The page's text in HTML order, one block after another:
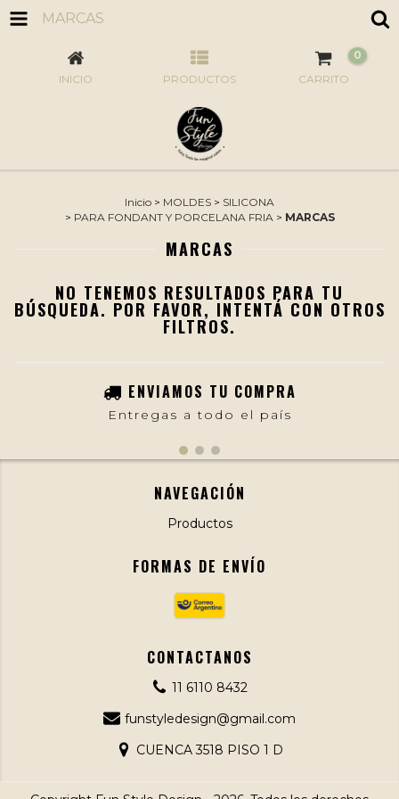
MARCAS
INICIO PRODUCTOS CARRITO
0
Inicio > MOLDES > SILICONA
> PARA FONDANT Y PORCELANA FRIA > MARCAS
MARCAS
NO TENEMOS RESULTADOS PARA TU
BÚSQUEDA. POR FAVOR, INTENTÁ CON OTROS
FILTROS.
ENVIAMOS TU COMPRA
Entregas a todo el país
NAVEGACIÓN
Productos
FORMAS DE ENVÍO
CONTACTANOS
11 6110 8432
funstyledesign@gmail.com
CUENCA 3518 PISO 1 D